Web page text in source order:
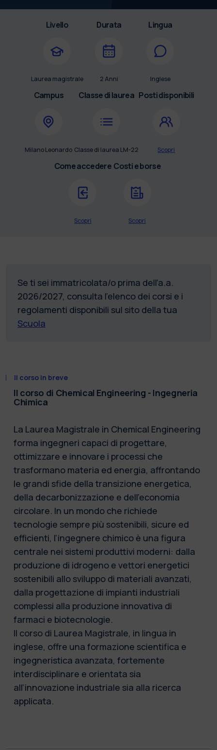
Livello
Laurea magistrale
Durata
2 Anni
Lingua
Inglese
Campus
Milano Leonardo
Classe di laurea
Classe di laurea LM-22
Posti disponibili
Scopri
Come accedere
Scopri
Costi e borse
Scopri
Se ti sei immatricolata/o prima dell’a.a.
2026/2027, consulta l’elenco dei corsi e i
regolamenti disponibili sul sito della tua
Scuola
Il corso in breve
Il corso di Chemical Engineering - Ingegneria
Chimica
La Laurea Magistrale in Chemical Engineering
forma ingegneri capaci di progettare,
ottimizzare e innovare i processi che
trasformano materia ed energia, affrontando
le grandi sfide della transizione energetica,
della decarbonizzazione e dell’economia
circolare. In un mondo che richiede
tecnologie sempre più sostenibili, sicure ed
efficienti, l’ingegnere chimico è una figura
centrale nei sistemi produttivi moderni: dalla
produzione di idrogeno e vettori energetici
sostenibili allo sviluppo di materiali avanzati,
dalla progettazione di impianti industriali
complessi alla produzione innovativa di
farmaci e biotecnologie.
Il corso di Laurea Magistrale, in lingua in
inglese, offre una formazione scientifica e
ingegneristica avanzata, fortemente
interdisciplinare e orientata sia
all’innovazione industriale sia alla ricerca
applicata.